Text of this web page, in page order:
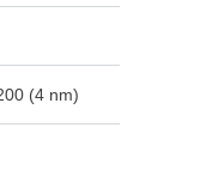
(4 nm)